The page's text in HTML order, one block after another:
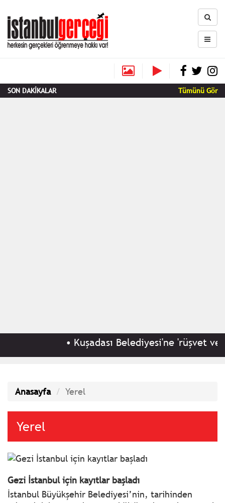
SON DAKİKALAR Tümünü Gör
Kuşadası Belediyesi'ne 'rüşvet ve
Anasayfa Yerel
Yerel
Gezi İstanbul için kayıtlar başladı
İstanbul Büyükşehir Belediyesi’nin, tarihinden